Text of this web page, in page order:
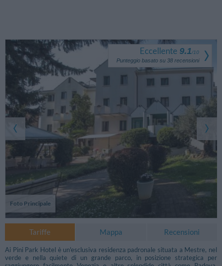
Foto Principale
Eccellente 9.1/10
Punteggio basato su 38 recensioni
Tariffe Mappa Recensioni
Ai Pini Park Hotel è un'esclusiva residenza padronale situata a Mestre, nel
verde e nella quiete di un grande parco, in posizione strategica per